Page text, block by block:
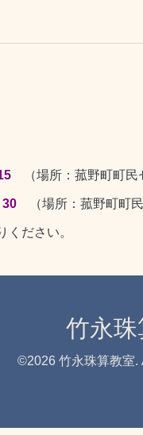
（場所：菰野町町民
30 （場所：菰野町町民
ださい。
竹永珠
©2026 竹永珠算教室.